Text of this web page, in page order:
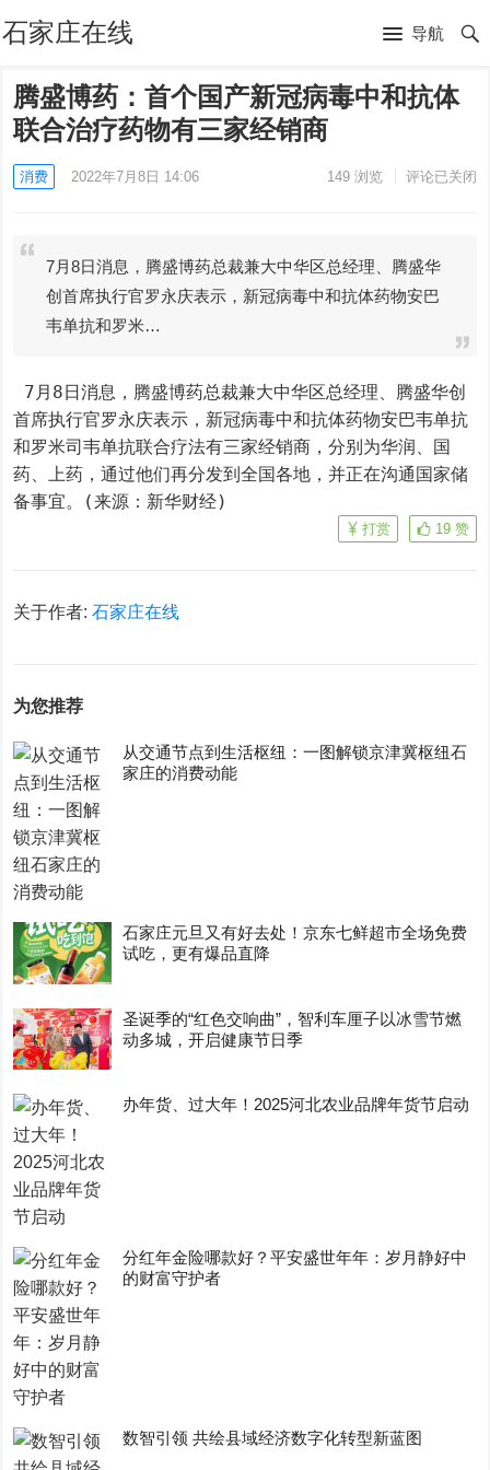
石家庄在线 导航
腾盛博药：首个国产新冠病毒中和抗体
联合治疗药物有三家经销商
消费 2022年7月8日 14:06 149浏览 评论已关闭
7月8日消息，腾盛博药总裁兼大中华区总经理、腾盛华
创首席执行官罗永庆表示，新冠病毒中和抗体药物安巴
韦单抗和罗米…
首席执行官罗永庆表示，新冠病毒中和抗体药物安巴韦单抗
和罗米司韦单抗联合疗法有三家经销商，分别为华润、国
药、上药，通过他们再分发到全国各地，并正在沟通国家储
备事宜。(来源：新华财经)
19 赞
打赏
关于作者:石家庄在线
为您推荐
从交通节点到生活枢纽：一图解锁京津冀枢纽石
家庄的消费动能
石家庄元旦又有好去处！京东七鲜超市全场免费
试吃，更有爆品直降
圣诞季的“红色交响曲”，智利车厘子以冰雪节燃
动多城，开启健康节日季
办年货、过大年！2025河北农业品牌年货节启动
分红年金险哪款好？平安盛世年年：岁月静好中
的财富守护者
数智引领 共绘县域经济数字化转型新蓝图